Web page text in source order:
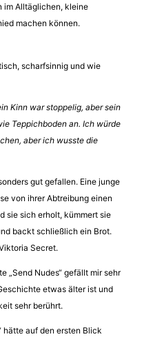
im Alltäglichen, kleine
machen können.
scharfsinnig und wie
Kinn war stoppelig, aber sein
Teppichboden an. Ich würde
aber ich wusste die
gut gefallen. Eine junge
von ihrer Abtreibung einen
sie sich erholt, kümmert sie
backt schließlich ein Brot.
Secret.
„Send Nudes“ gefällt mir sehr
etwas älter ist und
sehr berührt.
hätte auf den ersten Blick